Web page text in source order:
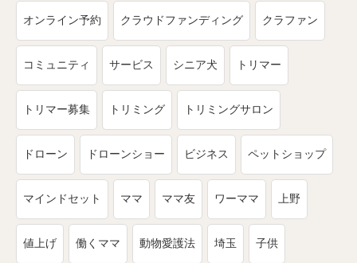
オンライン予約 クラウドファンディング クラファン
コミュニティ サービス シニア犬 トリマー
トリマー募集 トリミング トリミングサロン
ドローン ドローンショー ビジネス ペットショップ
マインドセット ママ ママ友 ワーママ 上野
値上げ 働くママ 動物愛護法 埼玉 子供